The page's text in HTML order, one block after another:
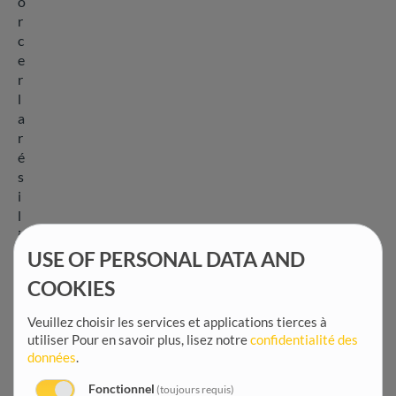
r
c
e
r
l
a
r
é
s
i
l
i
USE OF PERSONAL DATA AND
COOKIES
Veuillez choisir les services et applications tierces à
utiliser Pour en savoir plus, lisez notreconfidentialité des
données.
Fonctionnel (toujours requis)